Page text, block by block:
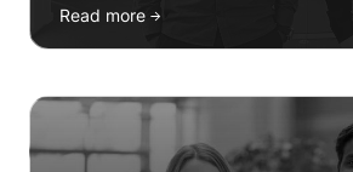
Read more →